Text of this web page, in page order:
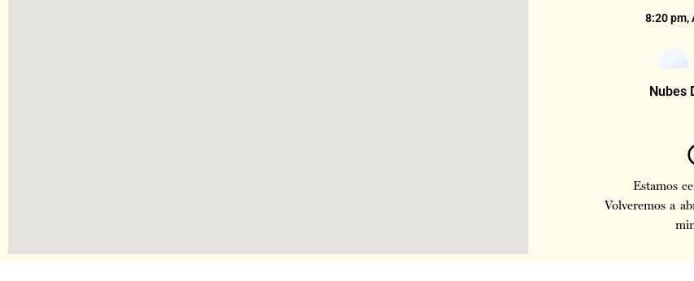
8:20 pm,
Nubes
Estamos
Volveremos a